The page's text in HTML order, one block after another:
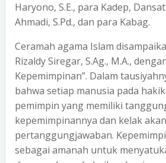
Haryono, S.E., para Kadep,
Ahmadi, S.Pd., dan para Kabag.
Ceramah agama Islam
Rizaldy Siregar, S.Ag., M.A.,
Kepemimpinan”. Dalam
bahwa setiap manusia pada
pemimpin yang memiliki
kepemimpinannya dan kelak
pertanggungjawaban.
sebagai amanah untuk